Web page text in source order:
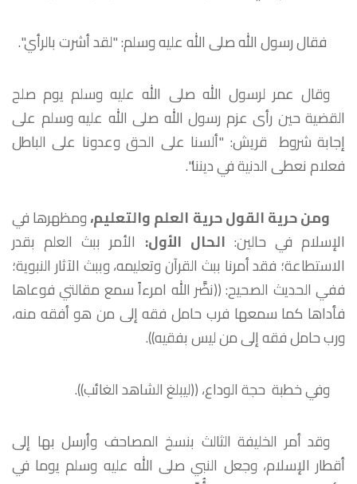
فقال رسول الله صلى الله عليه وسلم: "لقد أشرت بالرأي".
وقال عمر لرسول الله صلى الله عليه وسلم يوم صلح
القضية حين رأى عزم رسول الله صلى الله عليه وسلم على
إجابة شروط قريش: "ألسنا على الحق وعدونا على الباطل
فعلام نعطى الدنية في ديننا".
ومن حرية القول حرية العلم والتعليم،ومظهرها في
الإسلام في حالين: الحال الأول: الأمر ببث العلم بقدر
الاستطاعة؛ فقد أمرنا ببث القرآن وتعليمه، وببث الآثار النبوية؛
ففي الحديث الصحيح: ((نضَّر الله امرءاً سمع مقالتي فوعاها
فأداها كما سمعها فرب حامل فقه إلى من هو أفقه منه،
ورب حامل فقه إلى من ليس بفقيه)).
وفي خطبة حجة الوداع، ((ليبلغ الشاهد الغائب)).
وقد أمر الخليفة الثالث بنسخ المصاحف وأرسل بها إلى
أقطار الإسلام، وجعل النبي صلى الله عليه وسلم يوما في